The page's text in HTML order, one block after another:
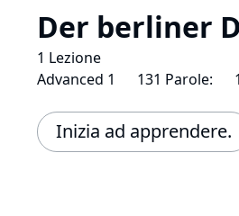
Der berliner
1 Lezione
Advanced 1
131 Parole:
Inizia ad apprendere.